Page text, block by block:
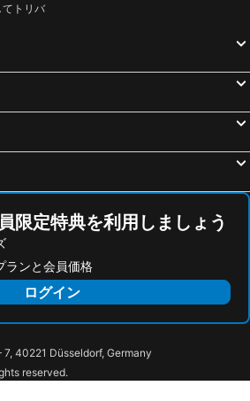
トリバ
限定特典を利用しましょう
ランと会員価格
ログイン
7, 40221 Düsseldorf, Germany
reserved.